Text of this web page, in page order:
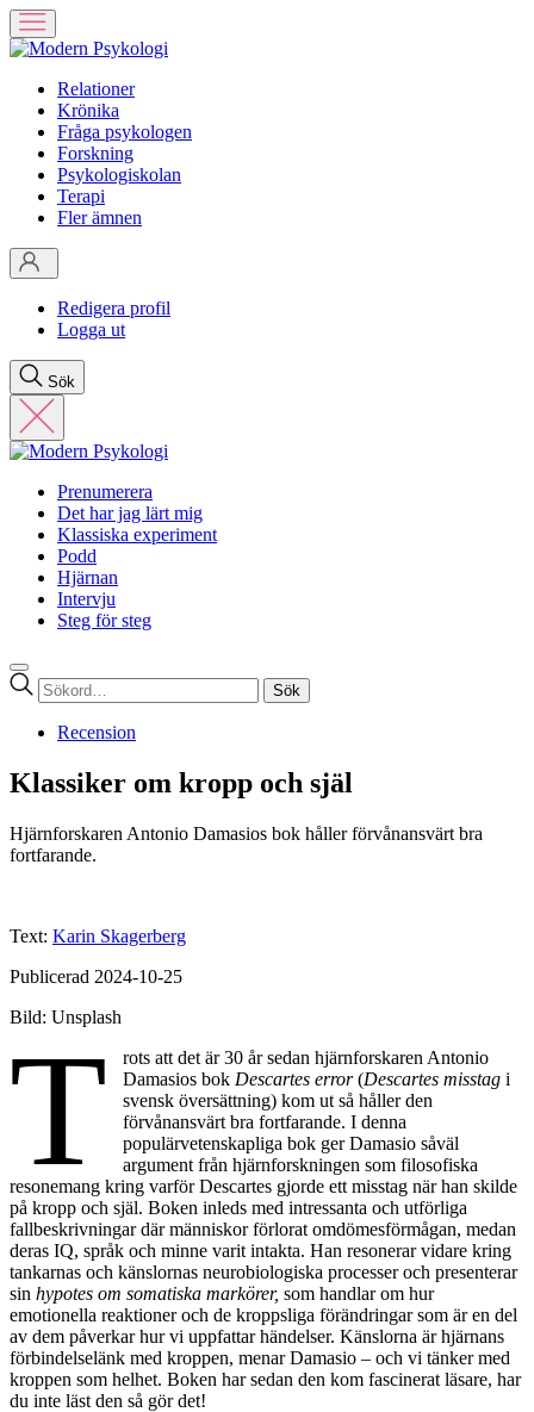
Relationer
Krönika
Fråga psykologen
Forskning
Psykologiskolan
Terapi
Fler ämnen
Redigera profil
Logga ut
Sök
Prenumerera
Det har jag lärt mig
Klassiska experiment
Podd
Hjärnan
Intervju
Steg för steg
Sök
efter:
Recension
Klassiker om kropp och själ
Hjärnforskaren Antonio Damasios bok håller förvånansvärt bra
fortfarande.
Text: Karin Skagerberg
Publicerad 2024-10-25
Bild: Unsplash
T
rots att det är 30 år sedan hjärnforskaren Antonio
Damasios bok Descartes error(Descartes misstag i
svensk översättning) kom ut så håller den
förvånansvärt bra fortfarande. I denna
populärvetenskapliga bok ger Damasio såväl
argument från hjärnforskningen som filosofiska
resonemang kring varför Descartes gjorde ett misstag när han skilde
på kropp och själ. Boken inleds med intressanta och utförliga
fallbeskrivningar där människor förlorat omdömesförmågan, medan
deras IQ, språk och minne varit intakta. Han resonerar vidare kring
tankarnas och känslornas neurobiologiska processer och presenterar
sin hypotes om somatiska markörer, som handlar om hur
emotionella reaktioner och de kroppsliga förändringar som är en del
av dem påverkar hur vi uppfattar händelser. Känslorna är hjärnans
förbindelselänk med kroppen, menar Damasio – och vi tänker med
kroppen som helhet. Boken har sedan den kom fascinerat läsare, har
du inte läst den så gör det!